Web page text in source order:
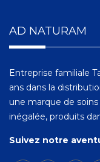
AD NATURAM
Entreprise familiale
ans dans la
une marque de soins
inégalée, produits
Suivez notre